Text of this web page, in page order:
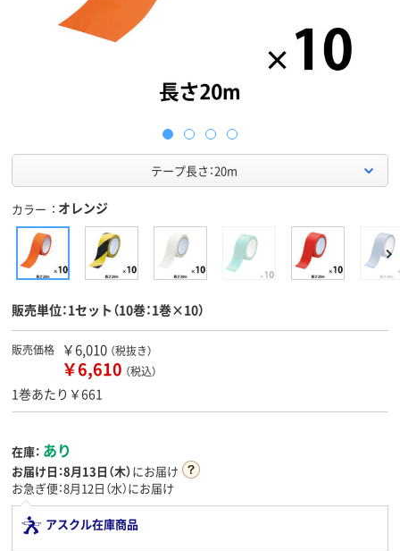
テープ長さ：20m
カラー オレンジ
販売単位：1セット（10巻：1巻×10）
販売価格 ￥6,010 （税抜き）
￥6,610 （税込）
1巻あたり￥661
在庫： あり
お届け日：8月13日（木）にお届け
お急ぎ便：8月12日（水）にお届け
アスクル在庫商品